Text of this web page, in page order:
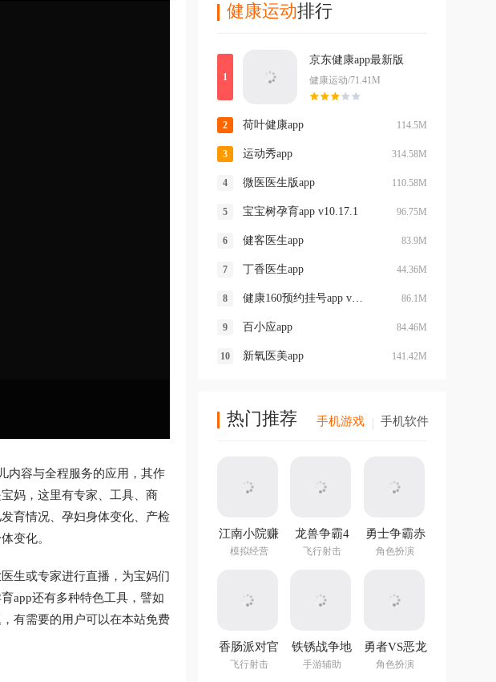
内容与全程服务的应用，其作
妈，这里有专家、工具、商
育情况、孕妇身体变化、产检
变化。
生或专家进行直播，为宝妈们
app还有多种特色工具，譬如
有需要的用户可以在本站免费
健康运动排行
京东健康app最新版
健康运动/71.41M
荷叶健康app 114.5M
运动秀app 314.58M
微医医生版app 110.58M
宝宝树孕育app v10.17.1 96.75M
健客医生app 83.9M
丁香医生app 44.36M
健康160预约挂号app v7.8.5.1 86.1M
百小应app 84.46M
新氧医美app 141.42M
热门推荐 手机游戏 手机软件
江南小院赚
钱游戏
模拟经营
龙兽争霸4
手游
飞行射击
勇士争霸赤
胆联盟
角色扮演
香肠派对官
方正版
飞行射击
铁锈战争地
图编辑器中
手游辅助
勇者VS恶龙
手游
角色扮演